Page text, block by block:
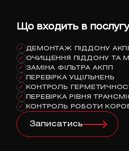
Що входить в
✓ ДЕМОНТАЖ ПІДДОНУ
✓ ОЧИЩЕННЯ ПІДДОНУ ТА
✓ ЗАМІНА ФІЛЬТРА АКПП
✓ ПЕРЕВІРКА УЩІЛЬНЕНЬ
✓ КОНТРОЛЬ
✓ ПЕРЕВІРКА РІВНЯ
✓ КОНТРОЛЬ РОБОТИ
Записатись